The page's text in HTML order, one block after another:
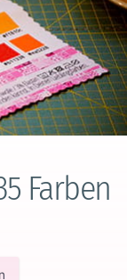
Farben